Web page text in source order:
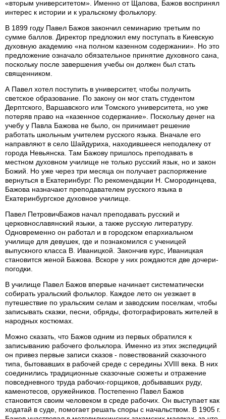
«вторым университетом». Именно от Щапова, Бажов воспринял
интерес к истории и к уральскому фольклору.
В 1899 году Павел Бажов закончил семинарию третьим по
сумме баллов. Директор предложил ему поступать в Киевскую
духовную академию «на полном казенном содержании». Но это
предложение означало обязательное принятие духовного сана,
поскольку после завершения учебы он должен был стать
священником.
А Павел хотел поступить в университет, чтобы получить
светское образование. По закону он мог стать студентом
Дерптского, Варшавского или Томского университета, но уже
потеряв право на «казенное содержание». Поскольку денег на
учебу у Павла Бажова не было, он принимает решение
работать школьным учителем русского языка. Вначале его
направляют в село Шайдуриха, находившееся неподалеку от
города Невьянска. Там Бажову пришлось преподавать в
местном духовном училище не только русский язык, но и закон
Божий. Но уже через три месяца он получает распоряжение
вернуться в Екатеринбург. По рекомендации Н. Смородинцева,
Бажова назначают преподавателем русского языка в
Екатеринбургское духовное училище.
Павел ПетровичБажов начал преподавать русский и
церковнославянский языки, а также русскую литературу.
Одновременно он работал и в городском епархиальном
училище для девушек, где и познакомился с ученицей
выпускного класса В. Иваницкой. Закончив курс, Иваницкая
становится женой Бажова. Вскоре у них рождаются две дочери-
погодки.
В училище Павел Бажов впервые начинает систематически
собирать уральский фольклор. Каждое лето он уезжает в
путешествие по уральским селам и заводским поселкам, чтобы
записывать сказки, песни, обряды, фотографировать жителей в
народных костюмах.
Можно сказать, что Бажов одним из первых обратился к
записыванию рабочего фольклора. Именно из этих экспедиций
он привез первые записи сказов - повествований сказочного
типа, бытовавших в рабочей среде с середины XVIII века. В них
соединились традиционные сказочные сюжеты и отражение
повседневного труда рабочих-горщиков, добывавших руду,
каменотесов, оружейников. Постепенно Павел Бажов
становится своим человеком в среде рабочих. Он выступает как
ходатай в суде, помогает решать споры с начальством. В 1905 г.